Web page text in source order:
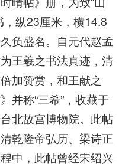
，纵23厘米，横14.8
负盛名。自元代赵孟
王羲之书法真迹，清
加赞赏，和王献之
并称“三希”，收藏于
北故宫博物院。此帖
乾隆帝弘历、梁诗正
中，此帖曾经宋绍兴